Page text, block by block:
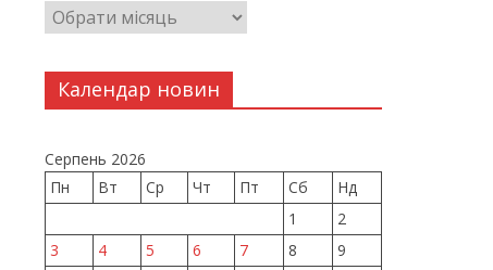
Календар новин
Серпень 2026
Пн
Вт Ср Чт Пт Сб
Нд
1
2
3
4 5 6 7 8
9